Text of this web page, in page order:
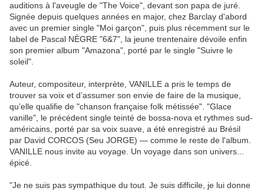
auditions à l'aveugle de "The Voice", devant son papa de juré.
Signée depuis quelques années en major, chez Barclay d'abord
avec un premier single "Moi garçon", puis plus récemment sur le
label de Pascal NÈGRE "6&7", la jeune trentenaire dévoile enfin
son premier album "Amazona", porté par le single "Suivre le
soleil".
Auteur, compositeur, interprète, VANILLE a pris le temps de
trouver sa voix et d’assumer son envie de faire de la musique,
qu’elle qualifie de "chanson française folk métissée". "Glace
vanille", le précédent single teinté de bossa-nova et rythmes sud-
américains, porté par sa voix suave, a été enregistré au Brésil
par David CORCOS (Seu JORGE) — comme le reste de l'album.
VANILLE nous invite au voyage. Un voyage dans son univers...
épicé.
"Je ne suis pas sympathique du tout. Je suis difficile, je lui donne